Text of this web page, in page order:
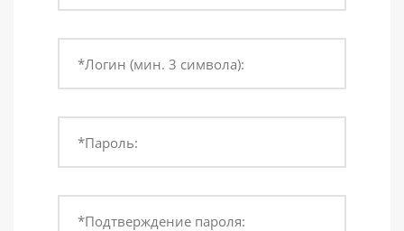
*Логин (мин. 3 символа):
*Пароль:
*Подтверждение пароля: